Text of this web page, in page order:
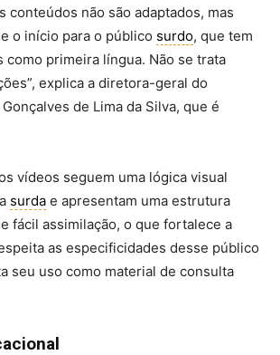
conteúdos não são adaptados, mas
o início para o público surdo, que tem
como primeira língua. Não se trata
explica a diretora-geral do
de Lima da Silva, que é
vídeos seguem uma lógica visual
surda e apresentam uma estrutura
fácil assimilação, o que fortalece a
as especificidades desse público
seu uso como material de consulta